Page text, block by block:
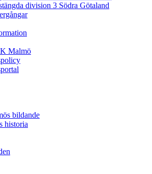
division 3 Södra Götaland
Malmö
bildande
historia